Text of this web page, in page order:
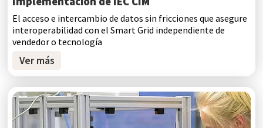
El acceso e intercambio de datos sin fricciones que asegure
interoperabilidad con el Smart Grid independiente de
vendedor o tecnología
Ver más